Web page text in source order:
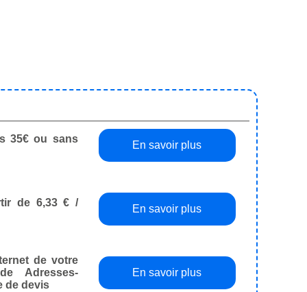
35€ ou sans
En savoir plus
de 6,33 € /
En savoir plus
de votre
Adresses-
de devis
En savoir plus